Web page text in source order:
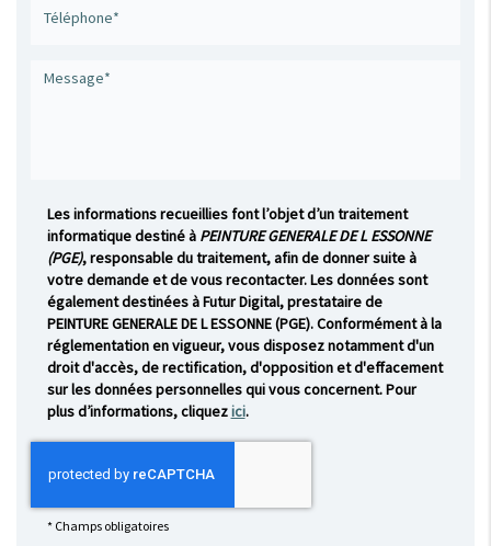
Les informations recueillies font l’objet d’un traitement
informatique destiné àPEINTURE GENERALE DE L ESSONNE
(PGE), responsable du traitement, afin de donner suite à
votre demande et de vous recontacter. Les données sont
également destinées à Futur Digital, prestataire de
PEINTURE GENERALE DE L ESSONNE (PGE). Conformément à la
réglementation en vigueur, vous disposez notamment d'un
droit d'accès, de rectification, d'opposition et d'effacement
sur les données personnelles qui vous concernent. Pour
plus d’informations, cliquezici.
* Champs obligatoires